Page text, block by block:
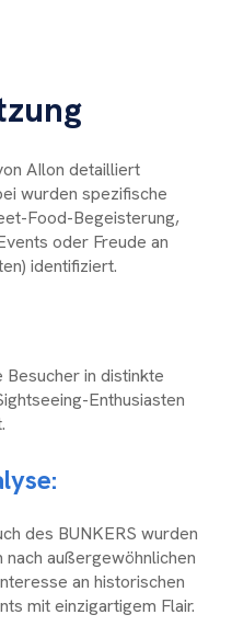
AIlon detailliert
wurden spezifische
Food-Begeisterung,
oder Freude an
identifiziert.
in distinkte
Enthusiasten
des BUNKERS wurden
nach außergewöhnlichen
an historischen
mit einzigartigem Flair.